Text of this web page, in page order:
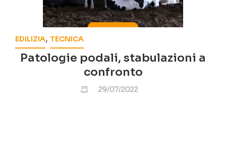
EDILIZIA, TECNICA
Patologie podali, stabulazioni a
confronto
29/07/2022